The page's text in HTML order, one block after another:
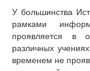
У большинства
рамками
проявляется в
различных
временем не